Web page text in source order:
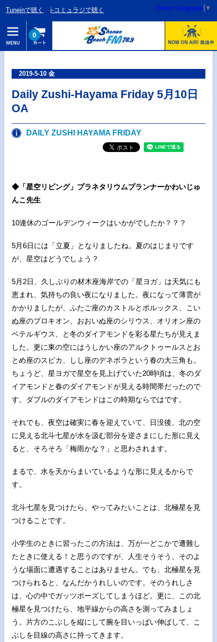
Tuneinで聴く i-コミュラジで聴く Select Language ▼
0
2019-5-10 金
Daily Zushi-Hayama Friday 5月10日
OA
DAILY ZUSHI HAYAMA FRIDAY
◆「星空リビング」プラネタリウムプランナーかわいじゅ
んこ先生
10連休のゴールデンウィークはいかがでしたか？？？
5月6日には「立夏」となりましたね。夏のはじまりです
が、星空はどうでしょう？
5月 2日、久しぶりの材木座海岸での「星ヨガ」は天気にも
恵まれ、気持ちの良い夜になりました。夜になって薄雲が
かかりましたが、ふたご座のカストルとポルックス、こい
ぬ座のプロキオン、おおいぬ座のシリウス、オリオン座の
ベテルギウス、と冬のダイアモンドを彩る星たちが見えま
した。更に東の空にはうしかい座のアルクトゥールスとお
とめ座のスピカ、しし座のデネボラという春の大三角も。
ちょうど、星ヨガで星空を見上げていた20時頃は、冬のダ
イアモンドと春のダイアモンドが見える時間帯だったので
す。ダブルのダイアモンドはこの時期ならではです。
それでも、夜空は確実に春を迎えていて、日没後、北の空
に見える北斗七星が水を汲む部分を逆さまにした形に見え
ると、そろそろ「梅雨かな？」と思わされます。
まるで、水を天からまいているような形に見えるからで
す。
北斗七星を見つけたら、やってみたいことは、北極星を見
つけることです。
小学生のときに習ったこの方法は、万が一どこかで遭難し
たときに使える！と思うのですが、人生そうそう、そのよ
うな場面に遭遇することはありません。でも、北極星を見
つけられると、なんだかうれしいのです。そのうれしさ
は、心の中でガッツポーズしてしまうほど。更に、この北
極星を見つけたら、地平線からの高さを測ってみましょ
う。片方のこぶしを縦にして腕を目いっぱい伸ばして、こ
ぶしを目線の高さに持ってきます。